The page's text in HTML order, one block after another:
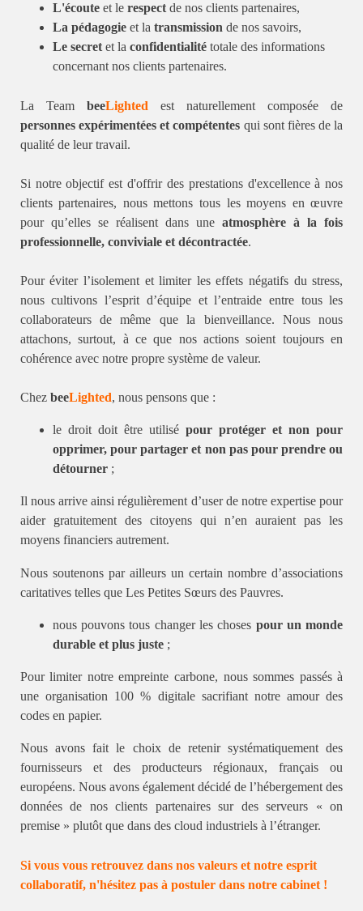
L'écouteet le respectde nos clients partenaires,
La pédagogieet la transmission de nos savoirs,
Le secretet la confidentialitétotale des informations
concernant nos clients partenaires.
La Team beeLightedest naturellement composée de
personnes expérimentées et compétentes qui sont fières de la
qualité de leur travail.
Si notre objectif est d'offrir des prestations d'excellence à nos
clients partenaires, nous mettons tous les moyens en œuvre
pour qu’elles se réalisent dans uneatmosphère à la fois
professionnelle, conviviale et décontractée.
Pour éviter l’isolement et limiter les effets négatifs du stress,
nous cultivons l’esprit d’équipe et l’entraide entre tous les
collaborateurs de même que la bienveillance. Nous nous
attachons, surtout, à ce que nos actions soient toujours en
cohérence avec notre propre système de valeur.
Chez beeLighted, nous pensons que :
le droit doit être utilisépour protéger et non pour
opprimer, pour partager et non pas pour prendre ou
détourner ;
Il nous arrive ainsi régulièrement d’user de notre expertise pour
aider gratuitement des citoyens qui n’en auraient pas les
moyens financiers autrement.
Nous soutenons par ailleurs un certain nombre d’associations
caritatives telles que Les Petites Sœurs des Pauvres.
nous pouvons tous changer les choses pour un monde
durable et plus juste;
Pour limiter notre empreinte carbone, nous sommes passés à
une organisation 100 % digitale sacrifiant notre amour des
codes en papier.
Nous avons fait le choix de retenir systématiquement des
fournisseurs et des producteurs régionaux, français ou
européens. Nous avons également décidé de l’hébergement des
données de nos clients partenaires sur des serveurs « on
premise » plutôt que dans des cloud industriels à l’étranger.
Si vous vous retrouvez dans nos valeurs et notre esprit
collaboratif, n'hésitez pas à postuler dans notre cabinet !